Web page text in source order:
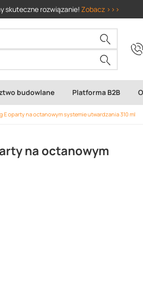
skuteczne rozwiązanie! Zobacz >>>
budowlane Platforma B2B
oparty na octanowym systemie utwardzania 310 ml
na octanowym